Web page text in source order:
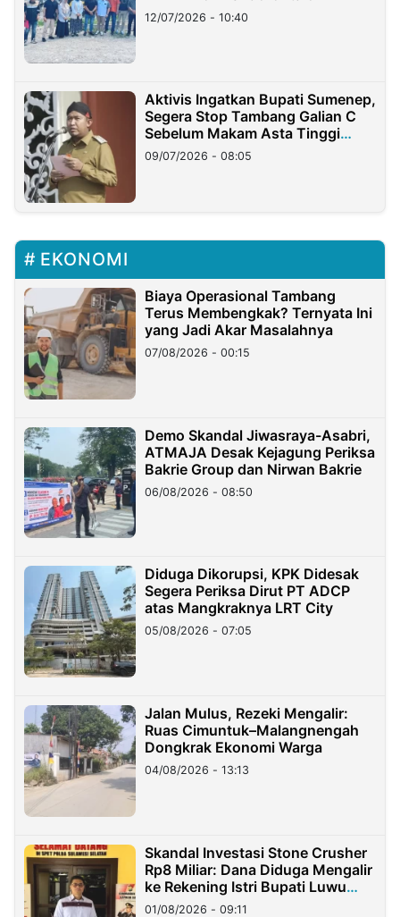
12/07/2026 - 10:40
Aktivis Ingatkan Bupati Sumenep,
Segera Stop Tambang Galian C
Sebelum Makam Asta Tinggi
Longsor
09/07/2026 - 08:05
EKONOMI
Biaya Operasional Tambang
Terus Membengkak? Ternyata Ini
yang Jadi Akar Masalahnya
07/08/2026 - 00:15
Demo Skandal Jiwasraya-Asabri,
ATMAJA Desak Kejagung Periksa
Bakrie Group dan Nirwan Bakrie
06/08/2026 - 08:50
Diduga Dikorupsi, KPK Didesak
Segera Periksa Dirut PT ADCP
atas Mangkraknya LRT City
05/08/2026 - 07:05
Jalan Mulus, Rezeki Mengalir:
Ruas Cimuntuk–Malangnengah
Dongkrak Ekonomi Warga
04/08/2026 - 13:13
Skandal Investasi Stone Crusher
Rp8 Miliar: Dana Diduga Mengalir
ke Rekening Istri Bupati Luwu
Timur
01/08/2026 - 09:11